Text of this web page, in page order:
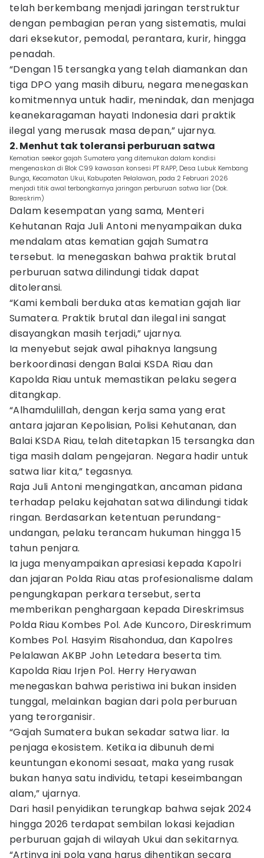
telah berkembang menjadi jaringan terstruktur
dengan pembagian peran yang sistematis, mulai
dari eksekutor, pemodal, perantara, kurir, hingga
penadah.
“Dengan 15 tersangka yang telah diamankan dan
tiga DPO yang masih diburu, negara menegaskan
komitmennya untuk hadir, menindak, dan menjaga
keanekaragaman hayati Indonesia dari praktik
ilegal yang merusak masa depan,” ujarnya.
2. Menhut tak toleransi perburuan satwa
Kematian seekor gajah Sumatera yang ditemukan dalam kondisi
mengenaskan di Blok C99 kawasan konsesi PT RAPP, Desa Lubuk Kembang
Bunga, Kecamatan Ukui, Kabupaten Pelalawan, pada 2 Februari 2026
menjadi titik awal terbongkarnya jaringan perburuan satwa liar (Dok.
Bareskrim)
Dalam kesempatan yang sama, Menteri
Kehutanan Raja Juli Antoni menyampaikan duka
mendalam atas kematian gajah Sumatra
tersebut. Ia menegaskan bahwa praktik brutal
perburuan satwa dilindungi tidak dapat
ditoleransi.
“Kami kembali berduka atas kematian gajah liar
Sumatera. Praktik brutal dan ilegal ini sangat
disayangkan masih terjadi,” ujarnya.
Ia menyebut sejak awal pihaknya langsung
berkoordinasi dengan Balai KSDA Riau dan
Kapolda Riau untuk memastikan pelaku segera
ditangkap.
“Alhamdulillah, dengan kerja sama yang erat
antara jajaran Kepolisian, Polisi Kehutanan, dan
Balai KSDA Riau, telah ditetapkan 15 tersangka dan
tiga masih dalam pengejaran. Negara hadir untuk
satwa liar kita,” tegasnya.
Raja Juli Antoni mengingatkan, ancaman pidana
terhadap pelaku kejahatan satwa dilindungi tidak
ringan. Berdasarkan ketentuan perundang-
undangan, pelaku terancam hukuman hingga 15
tahun penjara.
Ia juga menyampaikan apresiasi kepada Kapolri
dan jajaran Polda Riau atas profesionalisme dalam
pengungkapan perkara tersebut, serta
memberikan penghargaan kepada Direskrimsus
Polda Riau Kombes Pol. Ade Kuncoro, Direskrimum
Kombes Pol. Hasyim Risahondua, dan Kapolres
Pelalawan AKBP John Letedara beserta tim.
Kapolda Riau Irjen Pol. Herry Heryawan
menegaskan bahwa peristiwa ini bukan insiden
tunggal, melainkan bagian dari pola perburuan
yang terorganisir.
“Gajah Sumatera bukan sekadar satwa liar. Ia
penjaga ekosistem. Ketika ia dibunuh demi
keuntungan ekonomi sesaat, maka yang rusak
bukan hanya satu individu, tetapi keseimbangan
alam,” ujarnya.
Dari hasil penyidikan terungkap bahwa sejak 2024
hingga 2026 terdapat sembilan lokasi kejadian
perburuan gajah di wilayah Ukui dan sekitarnya.
“Artinya ini pola yang harus dihentikan secara